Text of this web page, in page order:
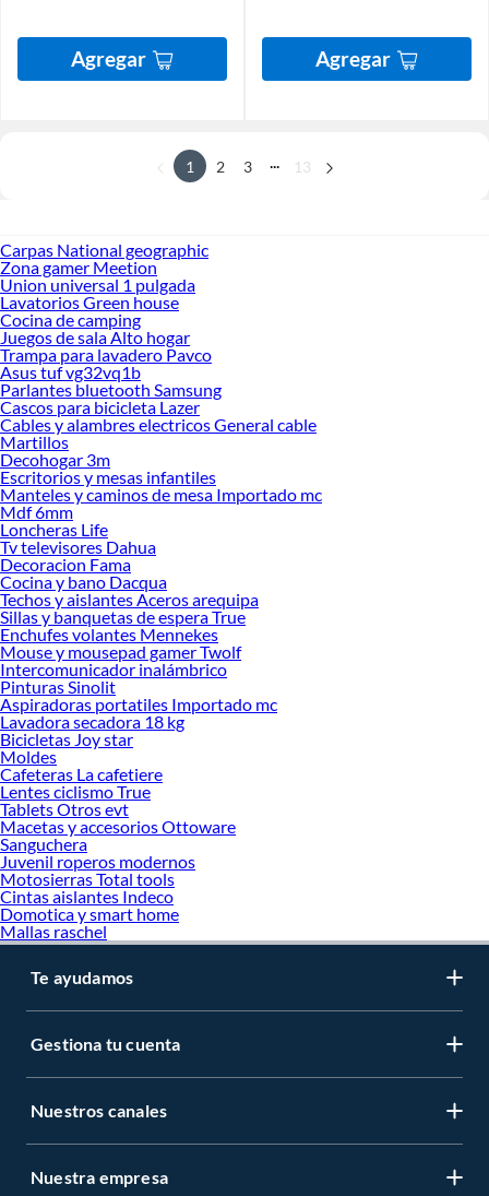
Agregar Agregar
1 2 3 ... 13
Carpas National geographic
Zona gamer Meetion
Union universal 1 pulgada
Lavatorios Green house
Cocina de camping
Juegos de sala Alto hogar
Trampa para lavadero Pavco
Asus tuf vg32vq1b
Parlantes bluetooth Samsung
Cascos para bicicleta Lazer
Cables y alambres electricos General cable
Martillos
Decohogar 3m
Escritorios y mesas infantiles
Manteles y caminos de mesa Importado mc
Mdf 6mm
Loncheras Life
Tv televisores Dahua
Decoracion Fama
Cocina y bano Dacqua
Techos y aislantes Aceros arequipa
Sillas y banquetas de espera True
Enchufes volantes Mennekes
Mouse y mousepad gamer Twolf
Intercomunicador inalámbrico
Pinturas Sinolit
Aspiradoras portatiles Importado mc
Lavadora secadora 18 kg
Bicicletas Joy star
Moldes
Cafeteras La cafetiere
Lentes ciclismo True
Tablets Otros evt
Macetas y accesorios Ottoware
Sanguchera
Juvenil roperos modernos
Motosierras Total tools
Cintas aislantes Indeco
Domotica y smart home
Mallas raschel
Te ayudamos
Gestiona tu cuenta
Nuestros canales
Nuestra empresa